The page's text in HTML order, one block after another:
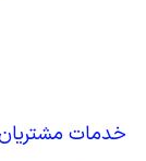
خدمات